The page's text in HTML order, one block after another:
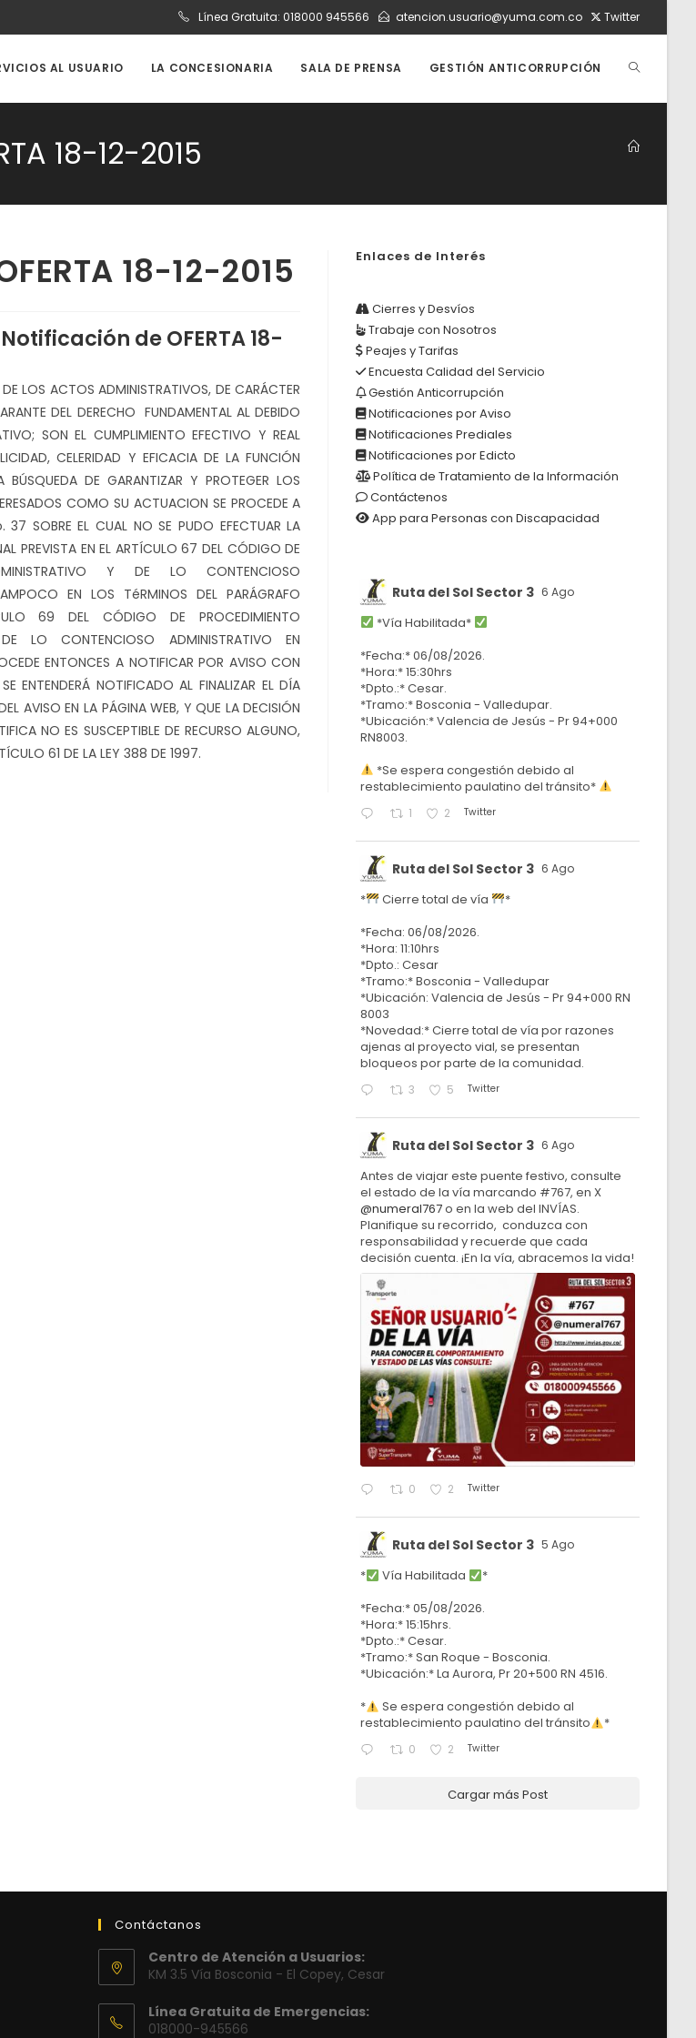
Línea Gratuita: 018000 945566 atencion.usuario@yuma.com.co Twitter
AL USUARIO LA CONCESIONARIA SALA DE PRENSA GESTIÓN ANTICORRUPCIÓN ALTERNAR
BÚSQUEDA
DE
18-12-2015
18-12-2015
de OFERTA 18-
LOS ACTOS ADMINISTRATIVOS, DE CARÁCTER
DEL DERECHO FUNDAMENTAL AL DEBIDO
SON EL CUMPLIMIENTO EFECTIVO Y REAL
CELERIDAD Y EFICACIA DE LA FUNCIÓN
BÚSQUEDA DE GARANTIZAR Y PROTEGER LOS
COMO SU ACTUACION SE PROCEDE A
37 SOBRE EL CUAL NO SE PUDO EFECTUAR LA
PREVISTA EN EL ARTÍCULO 67 DEL CÓDIGO DE
Y DE LO CONTENCIOSO
EN LOS TéRMINOS DEL PARÁGRAFO
69 DEL CÓDIGO DE PROCEDIMIENTO
LO CONTENCIOSO ADMINISTRATIVO EN
ENTONCES A NOTIFICAR POR AVISO CON
ENTENDERÁ NOTIFICADO AL FINALIZAR EL DÍA
AVISO EN LA PÁGINA WEB, Y QUE LA DECISIÓN
NO ES SUSCEPTIBLE DE RECURSO ALGUNO,
61 DE LA LEY 388 DE 1997.
Enlaces de Interés
Cierres y Desvíos
Trabaje con Nosotros
Peajes y Tarifas
Encuesta Calidad del Servicio
Gestión Anticorrupción
Notificaciones por Aviso
Notificaciones Prediales
Notificaciones por Edicto
Política de Tratamiento de la Información
Contáctenos
App para Personas con Discapacidad
Ruta del Sol Sector 3 6 Ago
*Vía Habilitada*
*Fecha:* 06/08/2026.
*Hora:* 15:30hrs
*Dpto.:* Cesar.
*Tramo:* Bosconia - Valledupar.
*Ubicación:* Valencia de Jesús - Pr 94+000
RN8003.
*Se espera congestión debido al
restablecimiento paulatino del tránsito*
1 2 Twitter
Ruta del Sol Sector 3 6 Ago
* Cierre total de vía
*
*Fecha: 06/08/2026.
*Hora: 11:10hrs
*Dpto.: Cesar
*Tramo:* Bosconia - Valledupar
*Ubicación: Valencia de Jesús - Pr 94+000 RN
8003
*Novedad:* Cierre total de vía por razones
ajenas al proyecto vial, se presentan
bloqueos por parte de la comunidad.
3 5 Twitter
Ruta del Sol Sector 3 6 Ago
Antes de viajar este puente festivo, consulte
el estado de la vía marcando #767, en X
@numeral767o en la web del INVÍAS.
Planifique su recorrido, conduzca con
responsabilidad y recuerde que cada
decisión cuenta. ¡En la vía, abracemos la vida!
0 2 Twitter
Ruta del Sol Sector 3 5 Ago
* Vía Habilitada
*
*Fecha:* 05/08/2026.
*Hora:* 15:15hrs.
*Dpto.:* Cesar.
*Tramo:* San Roque - Bosconia.
*Ubicación:* La Aurora, Pr 20+500 RN 4516.
*
Se espera congestión debido al
restablecimiento paulatino del tránsito
*
0 2 Twitter
Cargar más Post
Contáctanos
Centro de Atención a Usuarios:
KM 3.5 Vía Bosconia - El Copey, Cesar
Línea Gratuita de Emergencias:
018000-945566